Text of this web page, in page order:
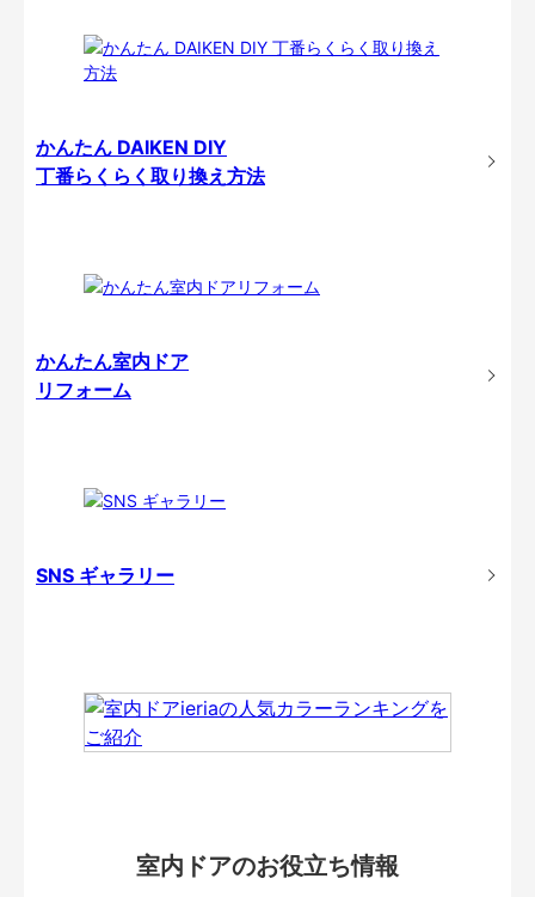
かんたん DAIKEN DIY
丁番らくらく取り換え方法
かんたん室内ドア
リフォーム
SNS ギャラリー
室内ドアのお役立ち情報